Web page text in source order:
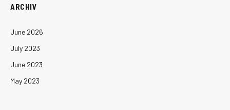
ARCHIV
June 2026
July 2023
June 2023
May 2023